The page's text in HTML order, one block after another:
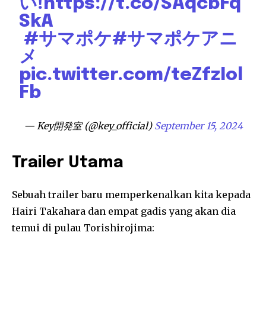
い! https://t.co/SAqcbFq
SkA
#サマポケ#サマポケアニ
メ
pic.twitter.com/teZfzIol
Fb
— Key開発室 (@key_official) September 15, 2024
Trailer Utama
Sebuah trailer baru memperkenalkan kita kepada
Hairi Takahara dan empat gadis yang akan dia
temui di pulau Torishirojima: